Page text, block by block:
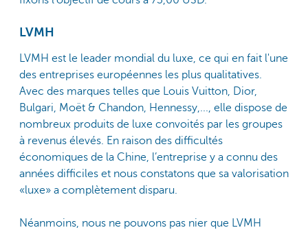
LVMH
LVMH est le leader mondial du luxe, ce qui en fait l'une
des entreprises européennes les plus qualitatives.
Avec des marques telles que Louis Vuitton, Dior,
Bulgari, Moët & Chandon, Hennessy,..., elle dispose de
nombreux produits de luxe convoités par les groupes
à revenus élevés. En raison des difficultés
économiques de la Chine, l’entreprise y a connu des
années difficiles et nous constatons que sa valorisation
«luxe» a complètement disparu.
Néanmoins, nous ne pouvons pas nier que LVMH